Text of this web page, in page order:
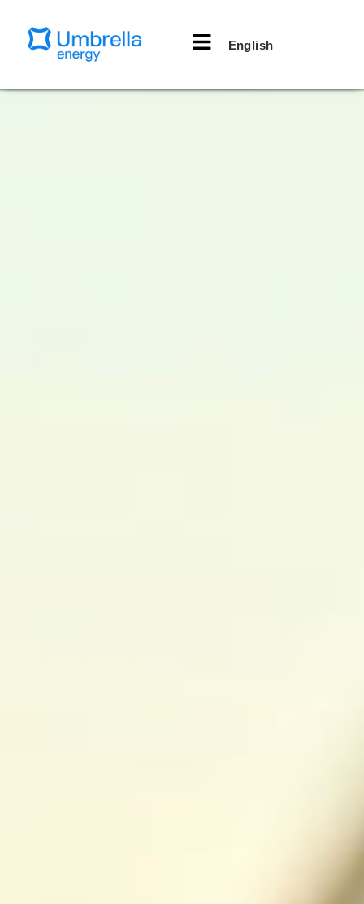
English